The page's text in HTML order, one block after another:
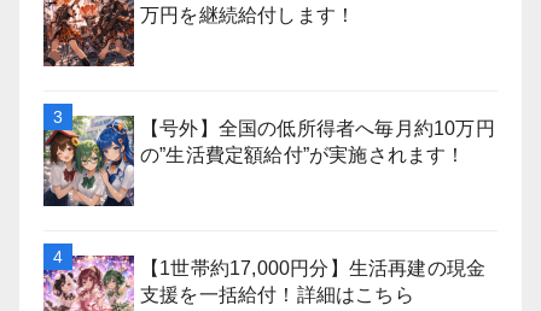
万円を継続給付します！
【号外】全国の低所得者へ毎月約10万円
の”生活費定額給付”が実施されます！
【1世帯約17,000円分】生活再建の現金
支援を一括給付！詳細はこちら